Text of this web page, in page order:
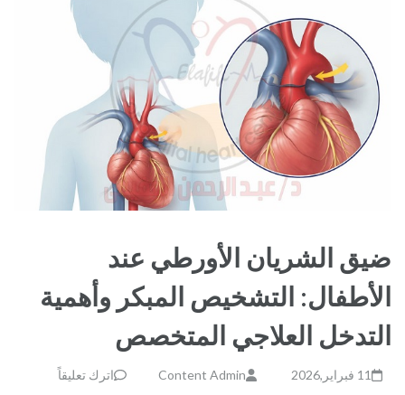
ضيق الشريان الأورطي عند
الأطفال: التشخيص المبكر وأهمية
التدخل العلاجي المتخصص
11 فبراير,2026 Content Admin اترك تعليقاً